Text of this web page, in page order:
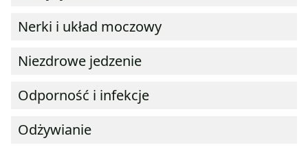
Nerki i układ moczowy
Niezdrowe jedzenie
Odporność i infekcje
Odżywianie